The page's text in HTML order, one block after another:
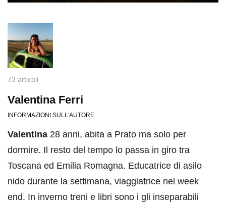
73 articoli
Valentina Ferri
INFORMAZIONI SULL'AUTORE
Valentina 28 anni, abita a Prato ma solo per
dormire. Il resto del tempo lo passa in giro tra
Toscana ed Emilia Romagna. Educatrice di asilo
nido durante la settimana, viaggiatrice nel week
end. In inverno treni e libri sono i gli inseparabili